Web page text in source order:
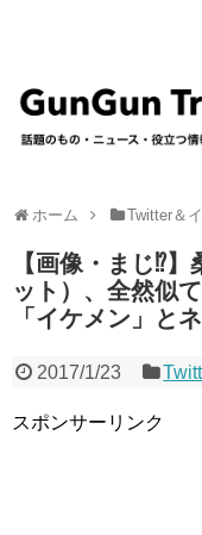
ホーム Twitter＆
【画像・まじ⁉︎
ット）、全然似
「イケメン」と
2017/1/23
スポンサーリンク